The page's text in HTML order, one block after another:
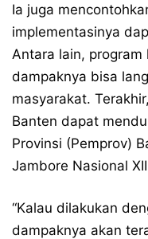
Ia juga
implementasinya
Antara lain,
dampaknya bisa
masyarakat.
Banten dapat
Provinsi (Pemprov)
Jambore Nasional
“Kalau dilakukan
dampaknya akan